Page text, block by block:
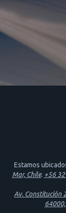
Estamos
Mar, Chile. +56
Av. Constitución